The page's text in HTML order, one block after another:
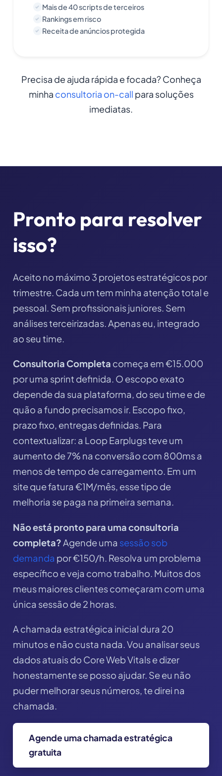
Mais de 40 scripts de terceiros
Rankings em risco
Receita de anúncios protegida
Precisa de ajuda rápida e focada? Conheça
minha consultoria on-call para soluções
imediatas.
Pronto para resolver
isso?
Aceito no máximo 3 projetos estratégicos por
trimestre. Cada um tem minha atenção total e
pessoal. Sem profissionais juniores. Sem
análises terceirizadas. Apenas eu, integrado
ao seu time.
Consultoria Completa começa em €15.000
por uma sprint definida. O escopo exato
depende da sua plataforma, do seu time e de
quão a fundo precisamos ir. Escopo fixo,
prazo fixo, entregas definidas. Para
contextualizar: a Loop Earplugs teve um
aumento de 7% na conversão com 800ms a
menos de tempo de carregamento. Em um
site que fatura €1M/mês, esse tipo de
melhoria se paga na primeira semana.
Não está pronto para uma consultoria
completa? Agende uma sessão sob
demanda por €150/h. Resolva um problema
específico e veja como trabalho. Muitos dos
meus maiores clientes começaram com uma
única sessão de 2 horas.
A chamada estratégica inicial dura 20
minutos e não custa nada. Vou analisar seus
dados atuais do Core Web Vitals e dizer
honestamente se posso ajudar. Se eu não
puder melhorar seus números, te direi na
chamada.
Agende uma chamada estratégica
gratuita